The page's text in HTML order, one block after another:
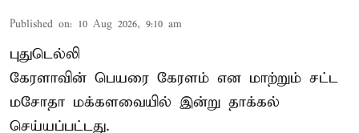
Published on: 10 Aug 2026, 9:10 am
புதுடெல்லி
கேரளாவின் பெயரை கேரளம் என மாற்றும் சட்ட
மசோதா மக்களவையில் இன்று தாக்கல்
செய்யப்பட்டது.